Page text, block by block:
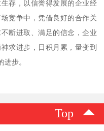
存，以信誉得发展的企业经
竞争中，凭借良好的合作关
断进取、满足的信念，企业
求进步，日积月累，量变到
步。
Top